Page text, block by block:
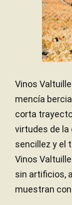
berries and
of fruit and a
JamesSuckling.com
Añada 2020 - 92
MATERIAL DE
VINIFICACIÓN
EDAD DE LA VIÑA
RENDIMIENTOS
Vinos
mencía
corta
virtudes de la
sencillez y el
Vinos
sin artificios,
muestran